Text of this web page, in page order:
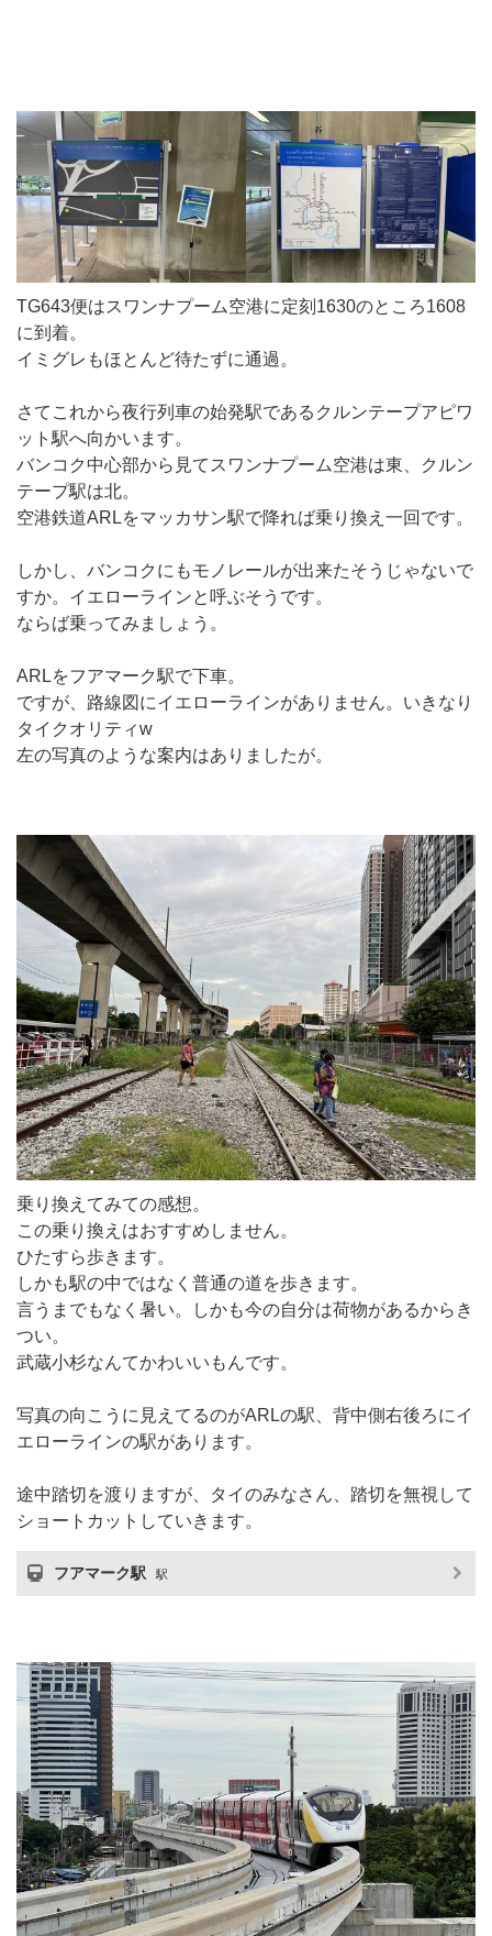
TG643便はスワンナプーム空港に定刻1630のところ1608
に到着。
イミグレもほとんど待たずに通過。
さてこれから夜行列車の始発駅であるクルンテープアピワ
ット駅へ向かいます。
バンコク中心部から見てスワンナプーム空港は東、クルン
テープ駅は北。
空港鉄道ARLをマッカサン駅で降れば乗り換え一回です。
しかし、バンコクにもモノレールが出来たそうじゃないで
すか。イエローラインと呼ぶそうです。
ならば乗ってみましょう。
ARLをフアマーク駅で下車。
ですが、路線図にイエローラインがありません。いきなり
タイクオリティw
左の写真のような案内はありましたが。
乗り換えてみての感想。
この乗り換えはおすすめしません。
ひたすら歩きます。
しかも駅の中ではなく普通の道を歩きます。
言うまでもなく暑い。しかも今の自分は荷物があるからき
つい。
武蔵小杉なんてかわいいもんです。
写真の向こうに見えてるのがARLの駅、背中側右後ろにイ
エローラインの駅があります。
途中踏切を渡りますが、タイのみなさん、踏切を無視して
ショートカットしていきます。
フアマーク駅 駅